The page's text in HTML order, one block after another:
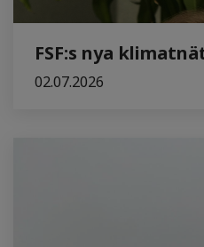
FSF:s nya
02.07.2026